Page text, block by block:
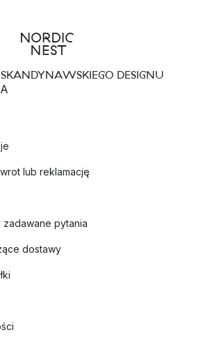
DESIGNU
lub reklamację
zadawane pytania
dostawy